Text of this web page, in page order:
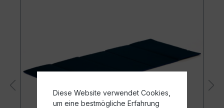
Diese Website verwendet Cookies,
um eine bestmögliche Erfahrung